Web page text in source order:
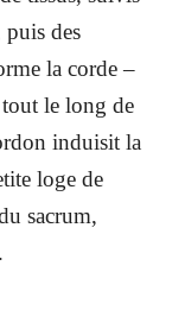
puis des
la corde –
le long de
induisit la
loge de
sacrum,